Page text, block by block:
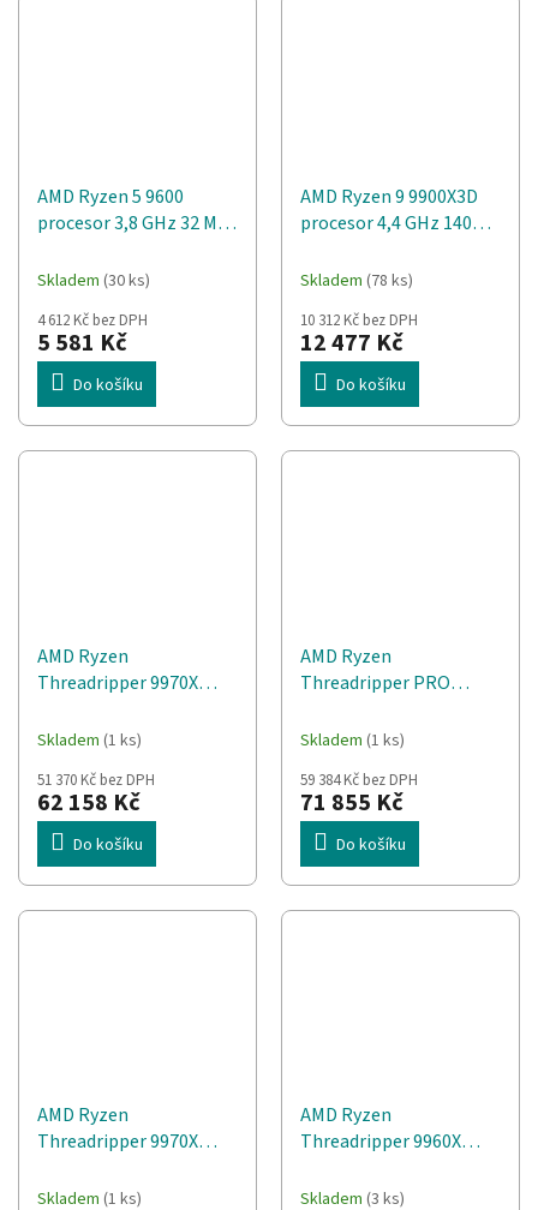
AMD Ryzen 5 9600
procesor 3,8 GHz 32 MB
Skladem (30 ks)
4 612 Kč bez DPH
5 581 Kč
Do košíku
AMD Ryzen 9 9900X3D
procesor 4,4 GHz 140
Skladem (78 ks)
10 312 Kč bez DPH
12 477 Kč
Do košíku
AMD Ryzen
Threadripper 9970X
L3 Tác
Skladem (1 ks)
51 370 Kč bez DPH
62 158 Kč
Do košíku
AMD Ryzen
Threadripper PRO
GHz 128 MB L3 Tác
Skladem (1 ks)
59 384 Kč bez DPH
71 855 Kč
Do košíku
AMD Ryzen
Threadripper 9970X
L3 Krabice
Skladem (1 ks)
AMD Ryzen
Threadripper 9960X
Skladem (3 ks)